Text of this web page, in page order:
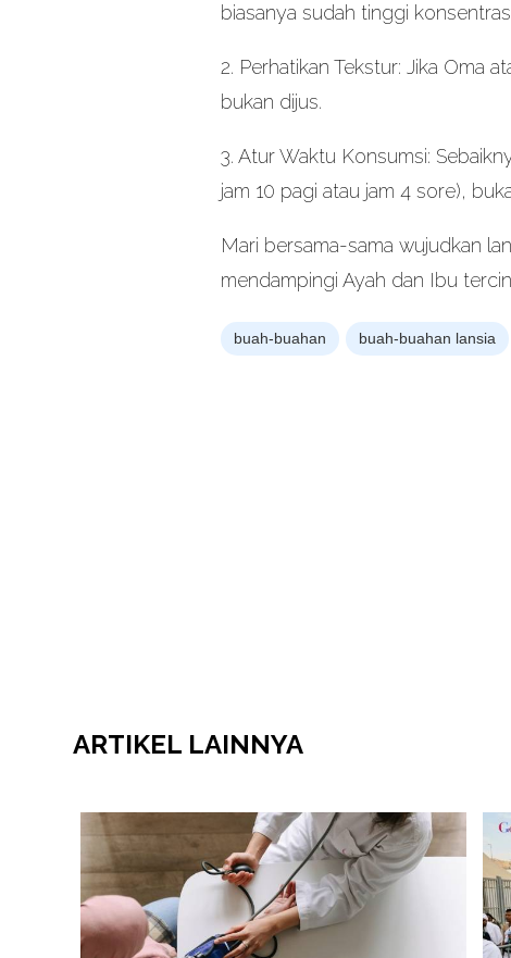
biasanya sudah tinggi
2. Perhatikan Tekstur: Jika Oma
bukan dijus.
3. Atur Waktu Konsumsi:
jam 10 pagi atau jam 4 sore),
Mari bersama-sama wujudkan
mendampingi Ayah dan Ibu
buah-buahan buah-buahan lansia
ARTIKEL LAINNYA